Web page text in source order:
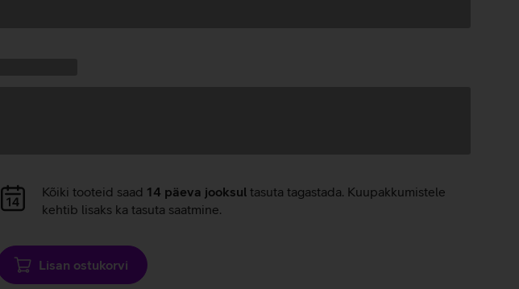
Andmete
laadimine
Kõiki tooteid saad 14 päeva jooksul tasuta tagastada. Kuupakkumistele
kehtib lisaks ka tasuta saatmine.
Lisan ostukorvi